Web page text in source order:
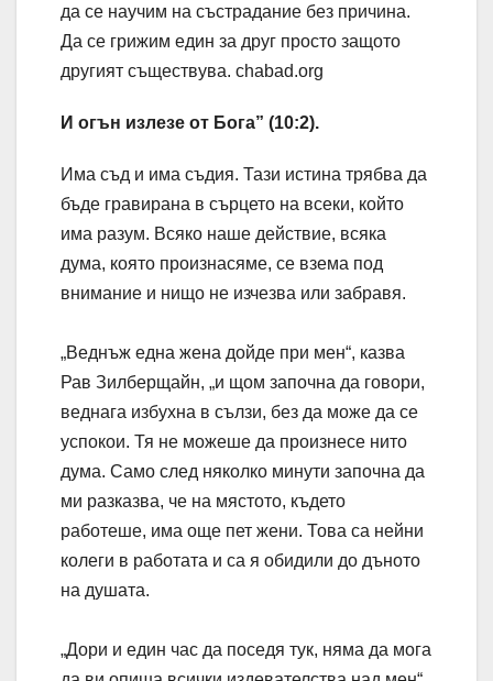
да се научим на състрадание без причина.
Да се ​​грижим един за друг просто защото
другият съществува. chabad.org
И огън излезе от Бога” (10:2).
Има съд и има съдия. Тази истина трябва да
бъде гравирана в сърцето на всеки, който
има разум. Всяко наше действие, всяка
дума, която произнасяме, се взема под
внимание и нищо не изчезва или забравя.
„Веднъж една жена дойде при мен“, казва
Рав Зилберщайн, „и щом започна да говори,
веднага избухна в сълзи, без да може да се
успокои. Тя не можеше да произнесе нито
дума. Само след няколко минути започна да
ми разказва, че на мястото, където
работеше, има още пет жени. Това са нейни
колеги в работата и са я обидили до дъното
на душата.
„Дори и един час да поседя тук, няма да мога